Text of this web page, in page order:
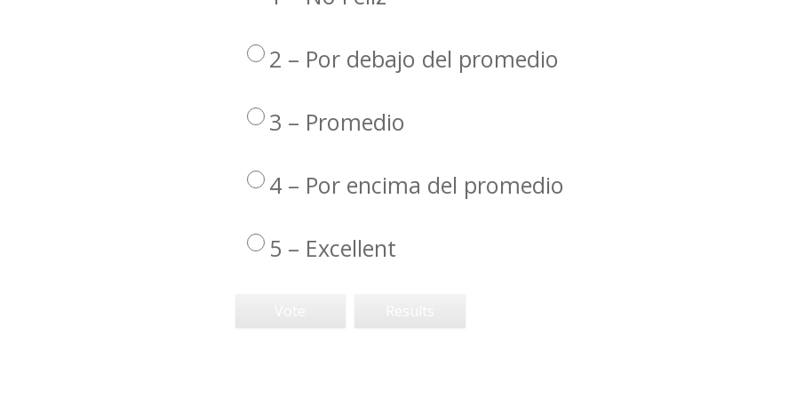
2 – Por debajo del promedio
3 – Promedio
4 – Por encima del promedio
5 – Excellent